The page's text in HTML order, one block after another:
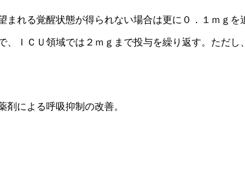
れる覚醒状態が得られない場合は更に０．１ｍｇを
ＩＣＵ領域では２ｍｇまで投与を繰り返す。ただ
による呼吸抑制の改善。